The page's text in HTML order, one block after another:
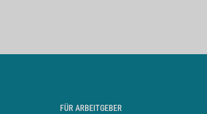
FÜR ARBEITGEBER